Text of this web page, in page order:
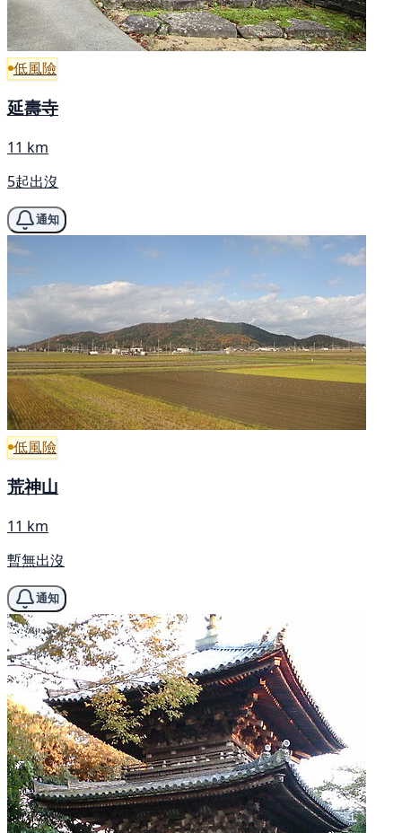
低風險
延壽寺
11 km
5起出沒
通知
低風險
荒神山
11 km
暫無出沒
通知